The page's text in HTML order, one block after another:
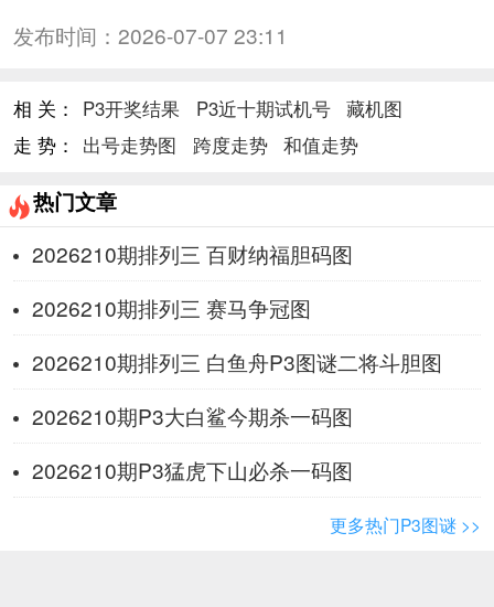
发布时间： 2026-07-07 23:11
相 关： P3开奖结果 P3近十期试机号
藏机图
走 势：
出号走势图 跨度走势 和值走势
热门文章
2026210期排列三 百财纳福胆码图
2026210期排列三 赛马争冠图
2026210期排列三 白鱼舟P3图谜二将斗胆图
2026210期P3大白鲨今期杀一码图
2026210期P3猛虎下山必杀一码图
更多热门P3图谜 >>